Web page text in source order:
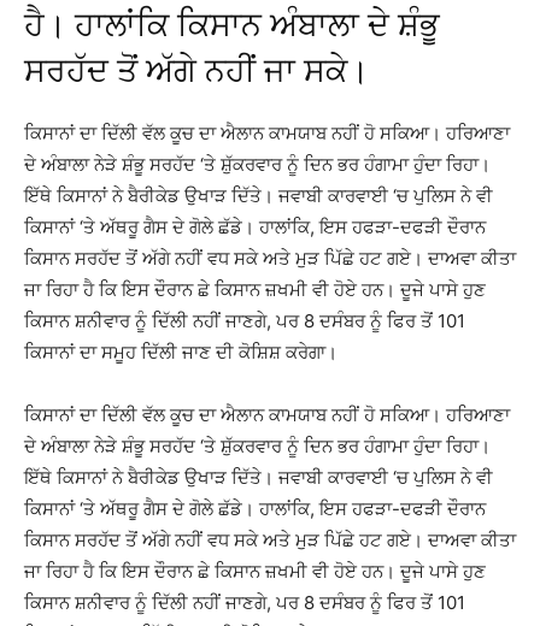
ਹੈ। ਹਾਲਾਂਕਿ ਕਿਸਾਨ ਅੰਬਾਲਾ ਦੇ ਸ਼ੰਭੂ
ਸਰਹੱਦ ਤੋਂ ਅੱਗੇ ਨਹੀਂ ਜਾ ਸਕੇ।
ਕਿਸਾਨਾਂ ਦਾ ਦਿੱਲੀ ਵੱਲ ਕੂਚ ਦਾ ਐਲਾਨ ਕਾਮਯਾਬ ਨਹੀਂ ਹੋ ਸਕਿਆ। ਹਰਿਆਣਾ
ਦੇ ਅੰਬਾਲਾ ਨੇੜੇ ਸ਼ੰਭੂ ਸਰਹੱਦ ‘ਤੇ ਸ਼ੁੱਕਰਵਾਰ ਨੂੰ ਦਿਨ ਭਰ ਹੰਗਾਮਾ ਹੁੰਦਾ ਰਿਹਾ।
ਇੱਥੇ ਕਿਸਾਨਾਂ ਨੇ ਬੈਰੀਕੇਡ ਉਖਾੜ ਦਿੱਤੇ। ਜਵਾਬੀ ਕਾਰਵਾਈ ‘ਚ ਪੁਲਿਸ ਨੇ ਵੀ
ਕਿਸਾਨਾਂ ‘ਤੇ ਅੱਥਰੂ ਗੈਸ ਦੇ ਗੋਲੇ ਛੱਡੇ। ਹਾਲਾਂਕਿ, ਇਸ ਹਫੜਾ-ਦਫੜੀ ਦੌਰਾਨ
ਕਿਸਾਨ ਸਰਹੱਦ ਤੋਂ ਅੱਗੇ ਨਹੀਂ ਵਧ ਸਕੇ ਅਤੇ ਮੁੜ ਪਿੱਛੇ ਹਟ ਗਏ। ਦਾਅਵਾ ਕੀਤਾ
ਜਾ ਰਿਹਾ ਹੈ ਕਿ ਇਸ ਦੌਰਾਨ ਛੇ ਕਿਸਾਨ ਜ਼ਖਮੀ ਵੀ ਹੋਏ ਹਨ। ਦੂਜੇ ਪਾਸੇ ਹੁਣ
ਕਿਸਾਨ ਸ਼ਨੀਵਾਰ ਨੂੰ ਦਿੱਲੀ ਨਹੀਂ ਜਾਣਗੇ, ਪਰ 8 ਦਸੰਬਰ ਨੂੰ ਫਿਰ ਤੋਂ 101
ਕਿਸਾਨਾਂ ਦਾ ਸਮੂਹ ਦਿੱਲੀ ਜਾਣ ਦੀ ਕੋਸ਼ਿਸ਼ ਕਰੇਗਾ।
ਕਿਸਾਨਾਂ ਦਾ ਦਿੱਲੀ ਵੱਲ ਕੂਚ ਦਾ ਐਲਾਨ ਕਾਮਯਾਬ ਨਹੀਂ ਹੋ ਸਕਿਆ। ਹਰਿਆਣਾ
ਦੇ ਅੰਬਾਲਾ ਨੇੜੇ ਸ਼ੰਭੂ ਸਰਹੱਦ ‘ਤੇ ਸ਼ੁੱਕਰਵਾਰ ਨੂੰ ਦਿਨ ਭਰ ਹੰਗਾਮਾ ਹੁੰਦਾ ਰਿਹਾ।
ਇੱਥੇ ਕਿਸਾਨਾਂ ਨੇ ਬੈਰੀਕੇਡ ਉਖਾੜ ਦਿੱਤੇ। ਜਵਾਬੀ ਕਾਰਵਾਈ ‘ਚ ਪੁਲਿਸ ਨੇ ਵੀ
ਕਿਸਾਨਾਂ ‘ਤੇ ਅੱਥਰੂ ਗੈਸ ਦੇ ਗੋਲੇ ਛੱਡੇ। ਹਾਲਾਂਕਿ, ਇਸ ਹਫੜਾ-ਦਫੜੀ ਦੌਰਾਨ
ਕਿਸਾਨ ਸਰਹੱਦ ਤੋਂ ਅੱਗੇ ਨਹੀਂ ਵਧ ਸਕੇ ਅਤੇ ਮੁੜ ਪਿੱਛੇ ਹਟ ਗਏ। ਦਾਅਵਾ ਕੀਤਾ
ਜਾ ਰਿਹਾ ਹੈ ਕਿ ਇਸ ਦੌਰਾਨ ਛੇ ਕਿਸਾਨ ਜ਼ਖਮੀ ਵੀ ਹੋਏ ਹਨ। ਦੂਜੇ ਪਾਸੇ ਹੁਣ
ਕਿਸਾਨ ਸ਼ਨੀਵਾਰ ਨੂੰ ਦਿੱਲੀ ਨਹੀਂ ਜਾਣਗੇ, ਪਰ 8 ਦਸੰਬਰ ਨੂੰ ਫਿਰ ਤੋਂ 101